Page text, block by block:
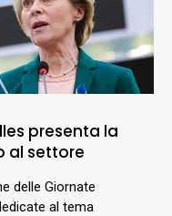
presenta la
al settore
delle Giornate
al tema